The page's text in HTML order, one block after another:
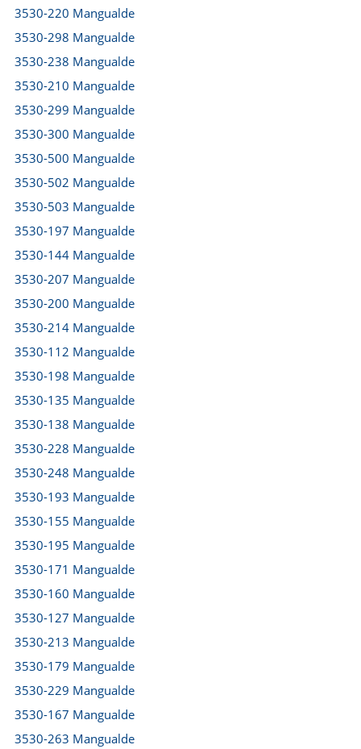
3530-220 Mangualde
3530-298 Mangualde
3530-238 Mangualde
3530-210 Mangualde
3530-299 Mangualde
3530-300 Mangualde
3530-500 Mangualde
3530-502 Mangualde
3530-503 Mangualde
3530-197 Mangualde
3530-144 Mangualde
3530-207 Mangualde
3530-200 Mangualde
3530-214 Mangualde
3530-112 Mangualde
3530-198 Mangualde
3530-135 Mangualde
3530-138 Mangualde
3530-228 Mangualde
3530-248 Mangualde
3530-193 Mangualde
3530-155 Mangualde
3530-195 Mangualde
3530-171 Mangualde
3530-160 Mangualde
3530-127 Mangualde
3530-213 Mangualde
3530-179 Mangualde
3530-229 Mangualde
3530-167 Mangualde
3530-263 Mangualde